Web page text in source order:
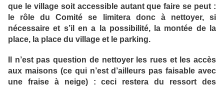
que le village soit accessible autant que faire se peut :
le rôle du Comité se limitera donc à nettoyer, si
nécessaire et s’il en a la possibilité, la montée de la
place, la place du village et le parking.
Il n’est pas question de nettoyer les rues et les accès
aux maisons (ce qui n’est d’ailleurs pas faisable avec
une fraise à neige) : ceci restera du ressort des